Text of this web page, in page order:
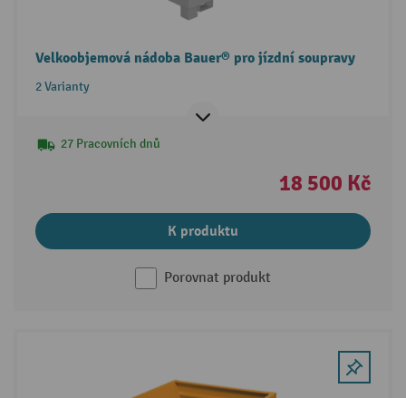
Velkoobjemová nádoba Bauer® pro jízdní soupravy
2 Varianty
27 Pracovních dnů
18 500 Kč
K produktu
Porovnat produkt